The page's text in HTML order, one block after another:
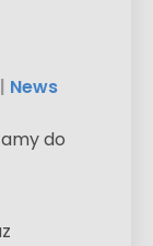
| News
do